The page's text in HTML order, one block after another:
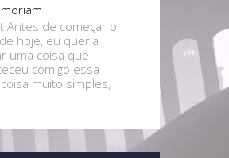
Antes de começar o
hoje, eu queria
uma coisa que
comigo essa
muito simples,